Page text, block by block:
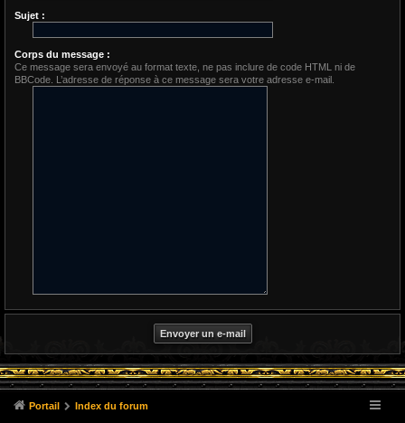
Sujet :
Corps du message :
Ce message sera envoyé au format texte, ne pas inclure de code HTML ni de
BBCode. L’adresse de réponse à ce message sera votre adresse e-mail.
Portail Index du forum